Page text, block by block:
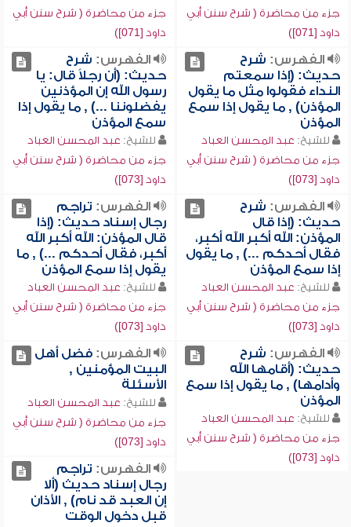
جزء من محاضرة ( شرح سنن أبي
داود [071])
جزء من محاضرة ( شرح سنن أبي
داود [071])
الفهرس: شرح
حديث: (إذا سمعتم
النداء فقولوا مثل ما يقول
المؤذن) , ما يقول إذا سمع
المؤذن
للشيخ: عبد المحسن العباد
جزء من محاضرة ( شرح سنن أبي
داود [073])
الفهرس: شرح
حديث: (أن رجلاً قال: يا
رسول الله إن المؤذنين
يفضلوننا ...) , ما يقول إذا
سمع المؤذن
للشيخ: عبد المحسن العباد
جزء من محاضرة ( شرح سنن أبي
داود [073])
الفهرس: شرح
حديث: (إذا قال
المؤذن: الله أكبر الله أكبر،
فقال أحدكم ...) , ما يقول
إذا سمع المؤذن
للشيخ: عبد المحسن العباد
جزء من محاضرة ( شرح سنن أبي
داود [073])
الفهرس: تراجم
رجال إسناد حديث: (إذا
قال المؤذن: الله أكبر الله
أكبر، فقال أحدكم ...) , ما
يقول إذا سمع المؤذن
للشيخ: عبد المحسن العباد
جزء من محاضرة ( شرح سنن أبي
داود [073])
الفهرس: شرح
حديث: (أقامها الله
وأدامها) , ما يقول إذا سمع
المؤذن
للشيخ: عبد المحسن العباد
جزء من محاضرة ( شرح سنن أبي
داود [073])
الفهرس:فضل أهل
البيت المؤمنين ,
الأسئلة
للشيخ: عبد المحسن العباد
جزء من محاضرة ( شرح سنن أبي
داود [073])
الفهرس: تراجم
رجال إسناد حديث (ألا
إن العبد قد نام) , الأذان
قبل دخول الوقت